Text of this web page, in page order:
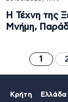
Η Τέχνη της
Μνήμη,
1
Κρήτη Ελλάδα